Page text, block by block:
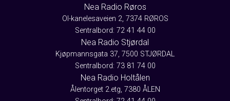
Nea Radio Røros
Ol-kanelesaveien 2, 7374 RØROS
Sentralbord: 72 41 44 00
Nea Radio Stjørdal
Kjøpmannsgata 37, 7500 STJØRDAL
Sentralbord: 73 81 74 00
Nea Radio Holtålen
Ålentorget 2.etg, 7380 ÅLEN